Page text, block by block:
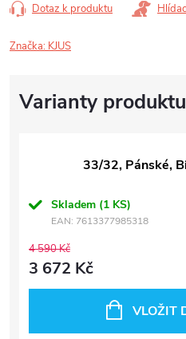
Dotaz k produktu
Značka: KJUS
33/32, Pánské,
Skladem (1 KS)
EAN: 7613377985318
4 590 Kč
3 672 Kč
VLOŽIT